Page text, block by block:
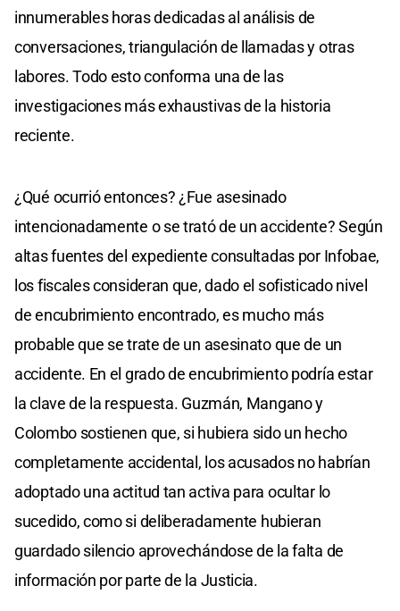
innumerables horas dedicadas al análisis de
conversaciones, triangulación de llamadas y otras
labores. Todo esto conforma una de las
investigaciones más exhaustivas de la historia
reciente.
¿Qué ocurrió entonces? ¿Fue asesinado
intencionadamente o se trató de un accidente? Según
altas fuentes del expediente consultadas por Infobae,
los fiscales consideran que, dado el sofisticado nivel
de encubrimiento encontrado, es mucho más
probable que se trate de un asesinato que de un
accidente. En el grado de encubrimiento podría estar
la clave de la respuesta. Guzmán, Mangano y
Colombo sostienen que, si hubiera sido un hecho
completamente accidental, los acusados no habrían
adoptado una actitud tan activa para ocultar lo
sucedido, como si deliberadamente hubieran
guardado silencio aprovechándose de la falta de
información por parte de la Justicia.